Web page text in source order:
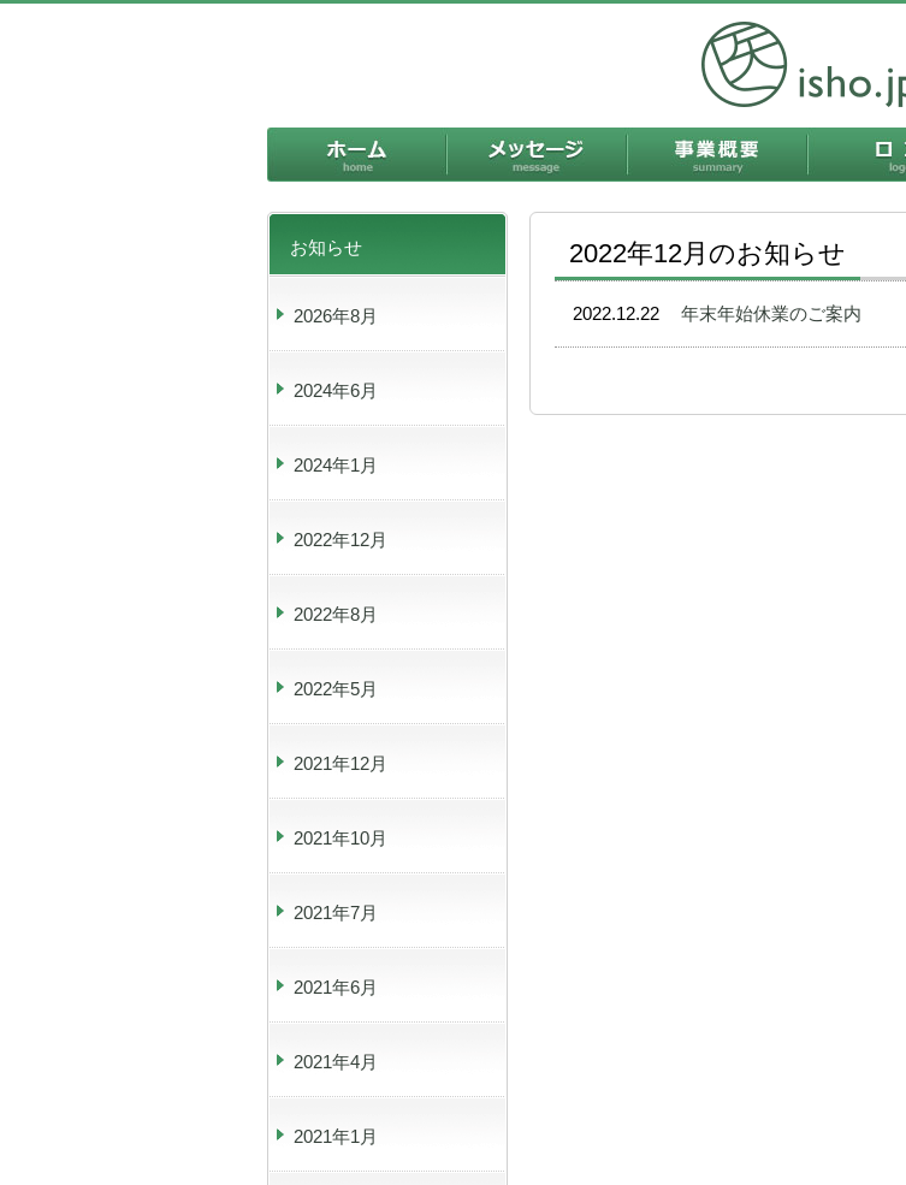
ホーム メッセージ 事業概要
お知らせ
2026年8月
2024年6月
2024年1月
2022年12月
2022年8月
2022年5月
2021年12月
2021年10月
2021年7月
2021年6月
2021年4月
2021年1月
2022年12月のお知らせ
2022.12.22 年末年始休業のご案内